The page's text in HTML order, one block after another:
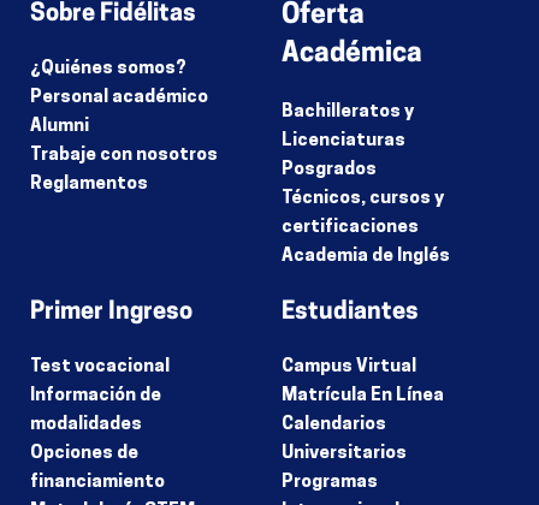
Sobre Fidélitas
¿Quiénes somos?
Personal académico
Alumni
Trabaje con nosotros
Reglamentos
Oferta
Académica
Bachilleratos y
Licenciaturas
Posgrados
Técnicos, cursos y
certificaciones
Academia de Inglés
Primer Ingreso
Test vocacional
Información de
modalidades
Opciones de
financiamiento
Estudiantes
Campus Virtual
Matrícula En Línea
Calendarios
Universitarios
Programas